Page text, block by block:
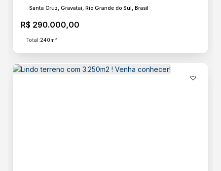
R$ 290.000,00
Santa Cruz, Gravataí, Rio Grande do Sul, Brasil
Total:240m²